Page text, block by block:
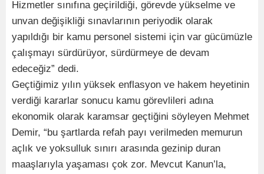
Hizmetler sınıfına geçirildiği, görevde yükselme ve
unvan değişikliği sınavlarının periyodik olarak
yapıldığı bir kamu personel sistemi için var gücümüzle
çalışmayı sürdürüyor, sürdürmeye de devam
edeceğiz” dedi.
Geçtiğimiz yılın yüksek enflasyon ve hakem heyetinin
verdiği kararlar sonucu kamu görevlileri adına
ekonomik olarak karamsar geçtiğini söyleyen Mehmet
Demir, “bu şartlarda refah payı verilmeden memurun
açlık ve yoksulluk sınırı arasında gezinip duran
maaşlarıyla yaşaması çok zor. Mevcut Kanun’la,